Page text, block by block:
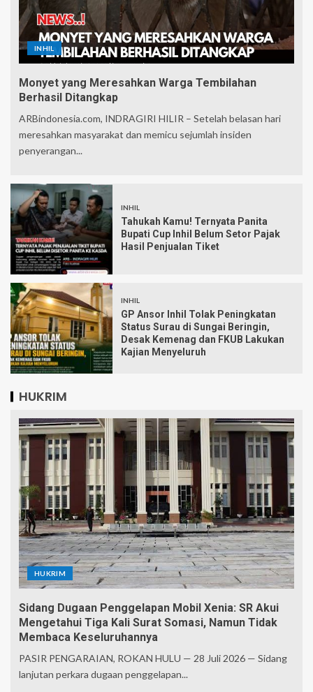
INHIL
Monyet yang Meresahkan Warga Tembilahan
Berhasil Ditangkap
ARBindonesia.com, INDRAGIRI HILIR – Setelah belasan hari
meresahkan masyarakat dan memicu sejumlah insiden
penyerangan...
INHIL
Tahukah Kamu! Ternyata Panita
Bupati Cup Inhil Belum Setor Pajak
Hasil Penjualan Tiket
INHIL
GP Ansor Inhil Tolak Peningkatan
Status Surau di Sungai Beringin,
Desak Kemenag dan FKUB Lakukan
Kajian Menyeluruh
HUKRIM
HUKRIM
Sidang Dugaan Penggelapan Mobil Xenia: SR Akui
Mengetahui Tiga Kali Surat Somasi, Namun Tidak
Membaca Keseluruhannya
PASIR PENGARAIAN, ROKAN HULU — 28 Juli 2026 — Sidang
lanjutan perkara dugaan penggelapan...